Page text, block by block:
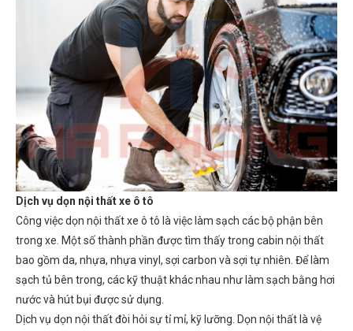
Dịch vụ dọn nội thất xe ô tô
Công việc dọn nội thất xe ô tô là việc làm sạch các bộ phận bên
trong xe. Một số thành phần được tìm thấy trong cabin nội thất
bao gồm da, nhựa, nhựa vinyl, sợi carbon và sợi tự nhiên. Để làm
sạch tủ bên trong, các kỹ thuật khác nhau như làm sạch bằng hơi
nước và hút bụi được sử dụng.
Dịch vụ dọn nội thất đòi hỏi sự tỉ mỉ, kỹ lưỡng. Dọn nội thất là vệ